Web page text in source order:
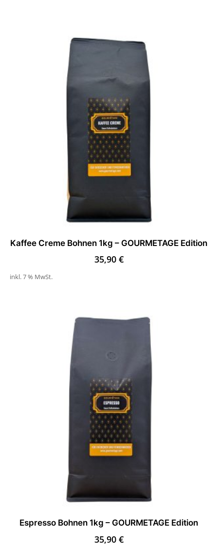
Kaffee Creme Bohnen 1kg – GOURMETAGE Edition
35,90 €
inkl. 7 % MwSt.
Espresso Bohnen 1kg – GOURMETAGE Edition
35,90 €